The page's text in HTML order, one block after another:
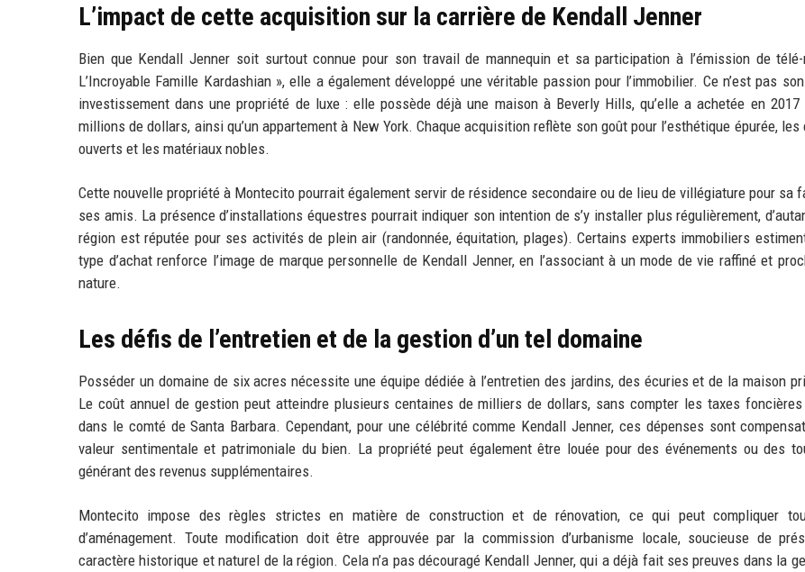
L’impact de cette acquisition sur la carrière de Kendall Jenner
Bien que Kendall Jenner soit surtout connue pour son travail de mannequin et sa participation à l’émission de
L’Incroyable Famille Kardashian », elle a également développé une véritable passion pour l’immobilier. Ce n’est pas
investissement dans une propriété de luxe : elle possède déjà une maison à Beverly Hills, qu’elle a achetée en 2017
millions de dollars, ainsi qu’un appartement à New York. Chaque acquisition reflète son goût pour l’esthétique épurée, les
ouverts et les matériaux nobles.
Cette nouvelle propriété à Montecito pourrait également servir de résidence secondaire ou de lieu de villégiature pour sa
ses amis. La présence d’installations équestres pourrait indiquer son intention de s’y installer plus régulièrement,
région est réputée pour ses activités de plein air (randonnée, équitation, plages). Certains experts immobiliers
type d’achat renforce l’image de marque personnelle de Kendall Jenner, en l’associant à un mode de vie raffiné et
nature.
Les défis de l’entretien et de la gestion d’un tel domaine
Posséder un domaine de six acres nécessite une équipe dédiée à l’entretien des jardins, des écuries et de la maison
Le coût annuel de gestion peut atteindre plusieurs centaines de milliers de dollars, sans compter les taxes foncières
dans le comté de Santa Barbara. Cependant, pour une célébrité comme Kendall Jenner, ces dépenses sont
valeur sentimentale et patrimoniale du bien. La propriété peut également être louée pour des événements ou des
générant des revenus supplémentaires.
Montecito impose des règles strictes en matière de construction et de rénovation, ce qui peut compliquer
d’aménagement. Toute modification doit être approuvée par la commission d’urbanisme locale, soucieuse de
caractère historique et naturel de la région. Cela n’a pas découragé Kendall Jenner, qui a déjà fait ses preuves dans la